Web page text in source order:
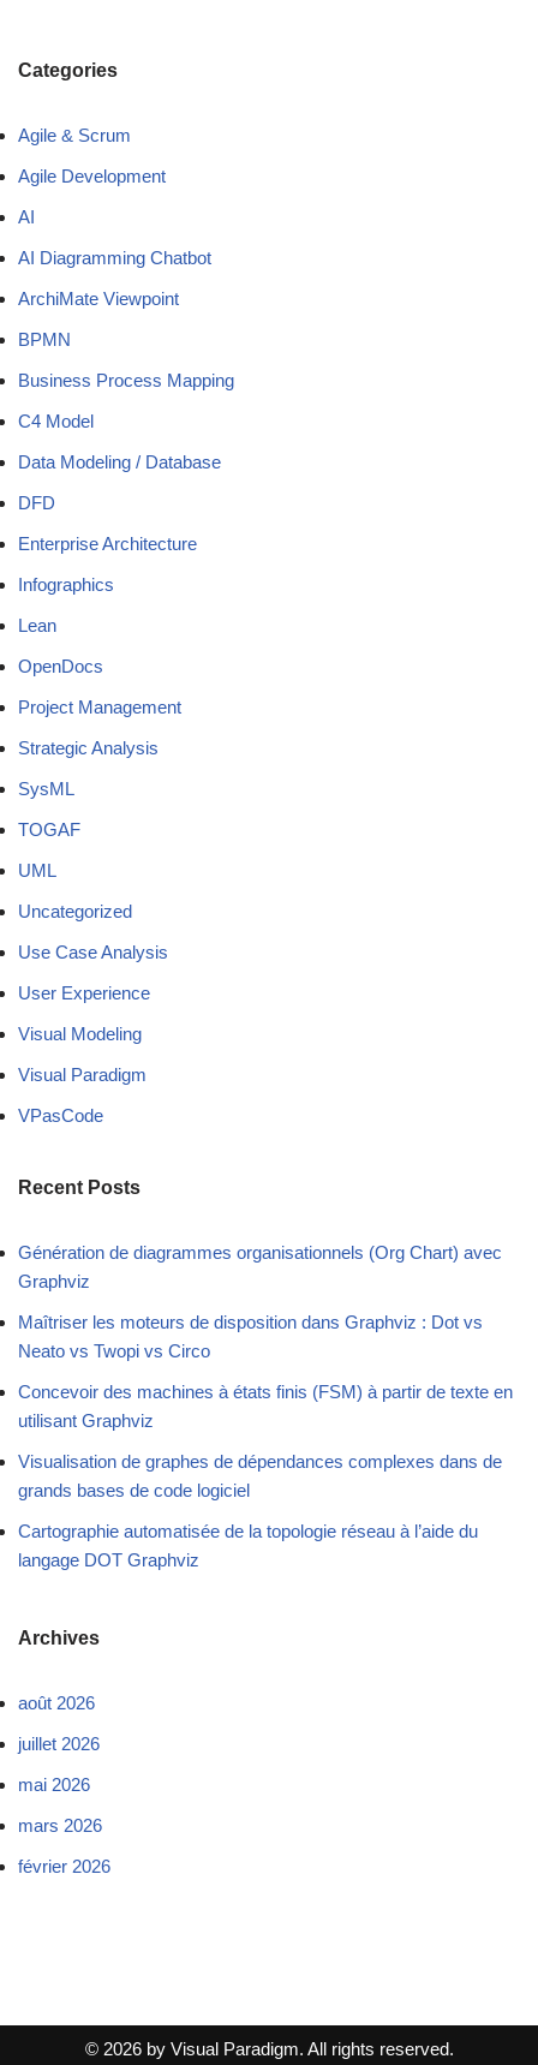
Categories
Agile & Scrum
Agile Development
AI
AI Diagramming Chatbot
ArchiMate Viewpoint
BPMN
Business Process Mapping
C4 Model
Data Modeling / Database
DFD
Enterprise Architecture
Infographics
Lean
OpenDocs
Project Management
Strategic Analysis
SysML
TOGAF
UML
Uncategorized
Use Case Analysis
User Experience
Visual Modeling
Visual Paradigm
VPasCode
Recent Posts
Génération de diagrammes organisationnels (Org Chart) avec
Graphviz
Maîtriser les moteurs de disposition dans Graphviz : Dot vs
Neato vs Twopi vs Circo
Concevoir des machines à états finis (FSM) à partir de texte en
utilisant Graphviz
Visualisation de graphes de dépendances complexes dans de
grands bases de code logiciel
Cartographie automatisée de la topologie réseau à l’aide du
langage DOT Graphviz
Archives
août 2026
juillet 2026
mai 2026
mars 2026
février 2026
© 2026 by Visual Paradigm. All rights reserved.